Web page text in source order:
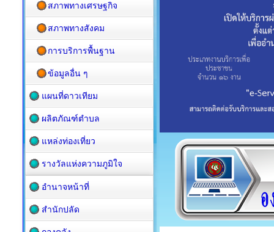
สภาพทางเศรษฐกิจ
สภาพทางสังคม
การบริการพื้นฐาน
ข้อมูลอื่น ๆ
แผนที่ดาวเทียม
ผลิตภัณฑ์ตำบล
แหล่งท่องเที่ยว
รางวัลแห่งความภูมิใจ
อำนาจหน้าที่
สำนักปลัด